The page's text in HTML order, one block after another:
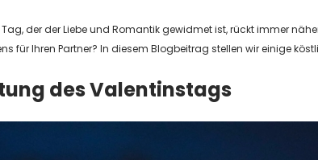
der der Liebe und Romantik gewidmet ist, rückt immer
für Ihren Partner? In diesem Blogbeitrag stellen wir einige
des Valentinstags